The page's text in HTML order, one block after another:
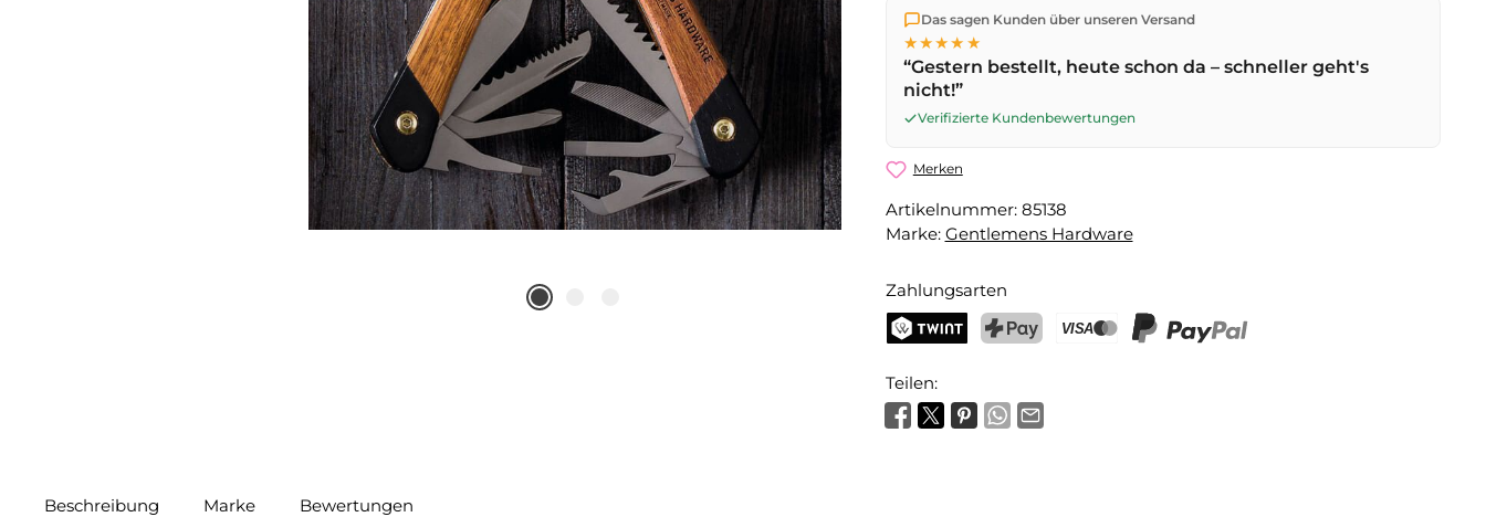
Wir versenden direkt aus unserem Lager in Kriens. Ab
die Lieferung kostenlos. Bestellungen bis
noch am selben Tag versendet – Zustellung am
Werktagmit der Schweizerischen Post. Samstagszustellung am
Sa 08.08.2026
Das sagen Kunden über unseren Versand
★★★★★
“Gestern bestellt, heute schon da – schneller geht's
nicht!”
Verifizierte Kundenbewertungen
Merken
Artikelnummer: 85138
Marke: Gentlemens Hardware
Zahlungsarten
Teilen:
Beschreibung Marke Bewertungen